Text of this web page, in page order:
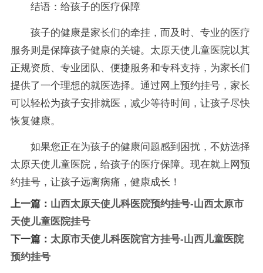
结语：给孩子的医疗保障
孩子的健康是家长们的牵挂，而及时、专业的医疗
服务则是保障孩子健康的关键。太原天使儿童医院以其
正规资质、专业团队、便捷服务和专科支持，为家长们
提供了一个理想的就医选择。通过网上预约挂号，家长
可以轻松为孩子安排就医，减少等待时间，让孩子尽快
恢复健康。
如果您正在为孩子的健康问题感到困扰，不妨选择
太原天使儿童医院，给孩子的医疗保障。现在就上网预
约挂号，让孩子远离病痛，健康成长！
上一篇： 山西太原天使儿科医院预约挂号-山西太原市
天使儿童医院挂号
下一篇： 太原市天使儿科医院官方挂号-山西儿童医院
预约挂号